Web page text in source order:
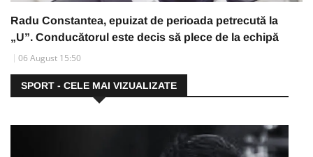
Radu Constantea, epuizat de perioada petrecută la
„U”. Conducătorul este decis să plece de la echipă
06 August 15:50
SPORT - CELE MAI VIZUALIZATE